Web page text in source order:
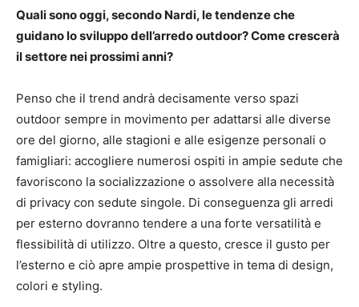
Quali sono oggi, secondo Nardi, le tendenze che
guidano lo sviluppo dell’arredo outdoor? Come crescerà
il settore nei prossimi anni?
Penso che il trend andrà decisamente verso spazi
outdoor sempre in movimento per adattarsi alle diverse
ore del giorno, alle stagioni e alle esigenze personali o
famigliari: accogliere numerosi ospiti in ampie sedute che
favoriscono la socializzazione o assolvere alla necessità
di privacy con sedute singole. Di conseguenza gli arredi
per esterno dovranno tendere a una forte versatilità e
flessibilità di utilizzo. Oltre a questo, cresce il gusto per
l’esterno e ciò apre ampie prospettive in tema di design,
colori e styling.